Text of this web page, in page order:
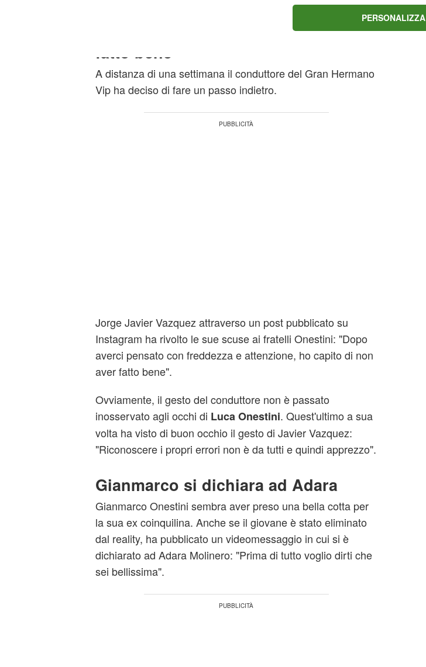
Il conduttore del GH Vip: 'Non ho
fatto bene'
A distanza di una settimana il conduttore del Gran Hermano
Vip ha deciso di fare un passo indietro.
Jorge Javier Vazquez attraverso un post pubblicato su
Instagram ha rivolto le sue scuse ai fratelli Onestini: "Dopo
averci pensato con freddezza e attenzione, ho capito di non
aver fatto bene".
Ovviamente, il gesto del conduttore non è passato
inosservato agli occhi di Luca Onestini. Quest'ultimo a sua
volta ha visto di buon occhio il gesto di Javier Vazquez:
"Riconoscere i propri errori non è da tutti e quindi apprezzo".
Gianmarco si dichiara ad Adara
Gianmarco Onestini sembra aver preso una bella cotta per
la sua ex coinquilina. Anche se il giovane è stato eliminato
dal reality, ha pubblicato un videomessaggio in cui si è
dichiarato ad Adara Molinero: "Prima di tutto voglio dirti che
sei bellissima".
PERSONALIZZA